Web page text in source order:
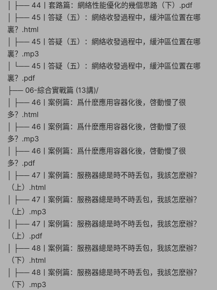
│ ├── 44丨套路篇：網絡性能優化的幾個思路（下）.pdf
│ ├── 45丨答疑（五）：網絡收發過程中，緩沖區位置在哪
裏？.html
│ ├── 45丨答疑（五）：網絡收發過程中，緩沖區位置在哪
裏？.mp3
│ └── 45丨答疑（五）：網絡收發過程中，緩沖區位置在哪
裏？.pdf
├── 06-綜合實戰篇 (13講)/
│ ├── 46丨案例篇：爲什麽應用容器化後，啓動慢了很
多？.html
│ ├── 46丨案例篇：爲什麽應用容器化後，啓動慢了很
多？.mp3
│ ├── 46丨案例篇：爲什麽應用容器化後，啓動慢了很
多？.pdf
│ ├── 47丨案例篇：服務器總是時不時丢包，我該怎麽辦？
（上）.html
│ ├── 47丨案例篇：服務器總是時不時丢包，我該怎麽辦？
（上）.mp3
│ ├── 47丨案例篇：服務器總是時不時丢包，我該怎麽辦？
（上）.pdf
│ ├── 48丨案例篇：服務器總是時不時丢包，我該怎麽辦？
（下）.html
│ ├── 48丨案例篇：服務器總是時不時丢包，我該怎麽辦？
（下）.mp3